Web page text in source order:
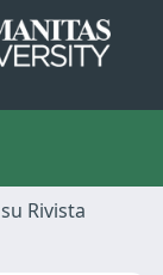
Rivista